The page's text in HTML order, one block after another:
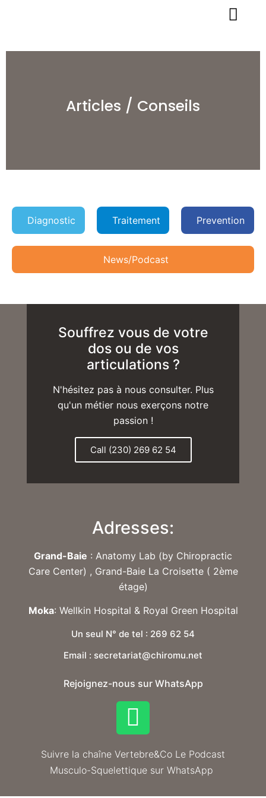
Articles / Conseils
Diagnostic Traitement Prevention
News/Podcast
Souffrez vous de votre
dos ou de vos
articulations ?
N'hésitez pas à nous consulter. Plus
qu'un métier nous exerçons notre
passion !
Call (230) 269 62 54
Adresses:
Grand-Baie : Anatomy Lab (by Chiropractic
Care Center) , Grand-Baie La Croisette ( 2ème
étage)
Moka: Wellkin Hospital & Royal Green Hospital
Un seul N° de tel : 269 62 54
Email : secretariat@chiromu.net
Rejoignez-nous sur WhatsApp
Suivre la chaîne Vertebre&Co Le Podcast
Musculo-Squelettique sur WhatsApp